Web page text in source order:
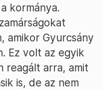
kormánya.
amikor Gyurcsány
Ez volt az egyik
reagált arra, amit
is, de az nem